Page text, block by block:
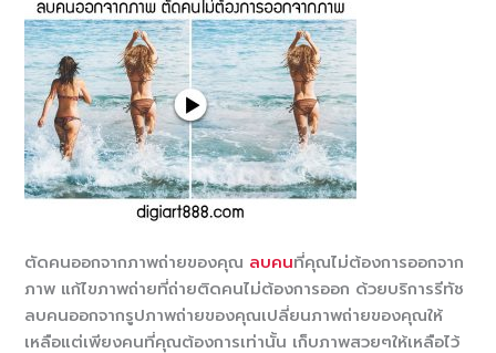
ตัดคนออกจากภาพถ่ายของคุณ ลบคนที่คุณไม่ต้องการออกจาก
ภาพ แก้ไขภาพถ่ายที่ถ่ายติดคนไม่ต้องการออก ด้วยบริการรีทัช
ลบคนออกจากรูปภาพถ่ายของคุณเปลี่ยนภาพถ่ายของคุณให้
เหลือแต่เพียงคนที่คุณต้องการเท่านั้น เก็บภาพสวยๆให้เหลือไว้